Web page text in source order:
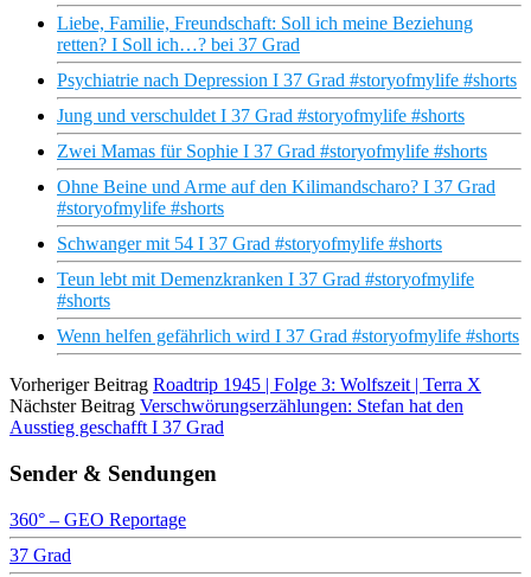
Liebe, Familie, Freundschaft: Soll ich meine Beziehung
retten? I Soll ich…? bei 37 Grad
Psychiatrie nach Depression I 37 Grad #storyofmylife #shorts
Jung und verschuldet I 37 Grad #storyofmylife #shorts
Zwei Mamas für Sophie I 37 Grad #storyofmylife #shorts
Ohne Beine und Arme auf den Kilimandscharo? I 37 Grad
#storyofmylife #shorts
Schwanger mit 54 I 37 Grad #storyofmylife #shorts
Teun lebt mit Demenzkranken I 37 Grad #storyofmylife
#shorts
Wenn helfen gefährlich wird I 37 Grad #storyofmylife #shorts
Vorheriger Beitrag Roadtrip 1945 | Folge 3: Wolfszeit | Terra X
Nächster Beitrag Verschwörungserzählungen: Stefan hat den
Ausstieg geschafft I 37 Grad
Sender & Sendungen
360° – GEO Reportage
37 Grad